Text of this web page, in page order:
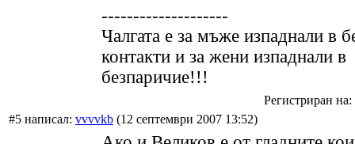
--------------------
Чалгата е за мъже изпаднали в
контакти и за жени изпаднали в
безпаричие!!!
Регистриран
#5 написал: vvvvkb (12 септември 2007 13:52)